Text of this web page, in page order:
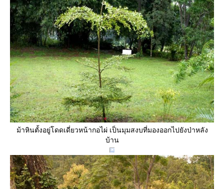
ม้าหินตั้งอยู่โดดเดี่ยวหน้ากอไผ่ เป็นมุมสงบที่มองออกไปยังป่าหลัง
บ้าน